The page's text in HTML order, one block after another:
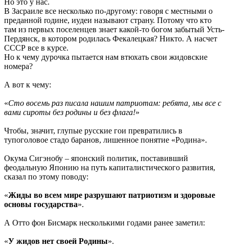
В Засраиле все несколько по-другому: говоря с местными о
преданной rодине, иудеи называют страну. Потому что кто
там из первых поселенцев знает какой-то богом забытый Усть-
Пердянск, в котором родилась Фекалецкая? Никто. А насчет
СССР все в курсе.
Но к чему дурочка пытается нам втюхать свои жидовские
номера?
А вот к чему:
«Сто восемь раз писала нашим патриотам: ребята, мы все с
вами сироты без родины и без флага!»
Чтобы, значит, глупые русские гои превратились в
тупоголовое стадо баранов, лишенное понятие «Родина».
Окума Сигэнобу – японский политик, поставивший
феодальную Японию на путь капиталистического развития,
сказал по этому поводу:
«Жиды во всем мире разрушают патриотизм и здоровые
основы государства».
А Отто фон Бисмарк несколькими годами ранее заметил:
«У жидов нет своей Родины».